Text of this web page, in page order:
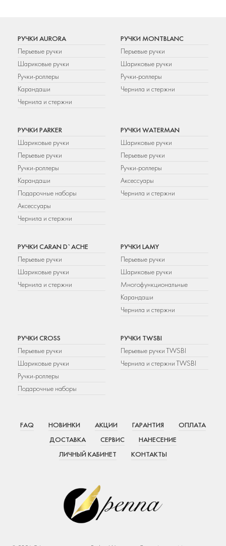
РУЧКИ AURORA
Перьевые ручки
Шариковые ручки
Ручки-роллеры
Карандаши
Чернила и стержни
РУЧКИ MONTBLANC
Перьевые ручки
Шариковые ручки
Ручки-роллеры
Чернила и стержни
РУЧКИ PARKER
Шариковые ручки
Перьевые ручки
Ручки-роллеры
Карандаши
Подарочные наборы
Аксессуары
Чернила и стержни
РУЧКИ WATERMAN
Шариковые ручки
Перьевые ручки
Ручки-роллеры
Аксессуары
Чернила и стержни
РУЧКИ CARAN D`ACHE
Перьевые ручки
Шариковые ручки
Чернила и стержни
РУЧКИ LAMY
Перьевые ручки
Шариковые ручки
Многофункциональные
Карандаши
Чернила и стержни
РУЧКИ CROSS
Перьевые ручки
Шариковые ручки
Ручки-роллеры
Подарочные наборы
РУЧКИ TWSBI
Перьевые ручки TWSBI
Чернила и стержни TWSBI
FAQ НОВИНКИ АКЦИИ ГАРАНТИЯ
ОПЛАТА
ДОСТАВКА
СЕРВИС
НАНЕСЕНИЕ
ЛИЧНЫЙ КАБИНЕТ
КОНТАКТЫ